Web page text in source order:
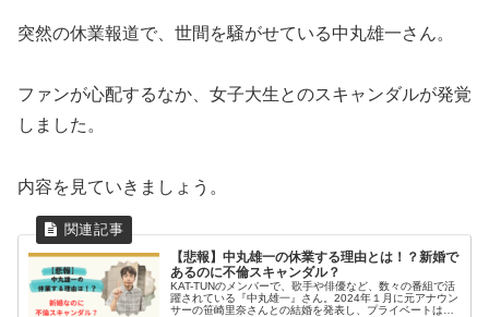
突然の休業報道で、世間を騒がせている中丸雄一さん。
ファンが心配するなか、女子大生とのスキャンダルが発覚
しました。
内容を見ていきましょう。
【悲報】中丸雄一の休業する理由とは！？新婚で
あるのに不倫スキャンダル？
KAT-TUNのメンバーで、歌手や俳優など、数々の番組で活
躍されている『中丸雄一』さん。2024年１月に元アナウン
サーの笹崎里奈さんとの結婚を発表し、プライベートは幸